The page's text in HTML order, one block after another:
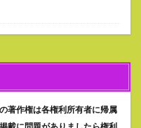
著作権は各権利所有者に帰属